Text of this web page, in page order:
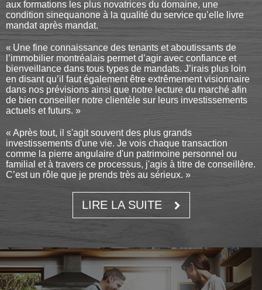
aux formations les plus novatrices du domaine, une
condition sinequanone à la qualité du service qu’elle livre
mandat après mandat.
« Une fine connaissance des tenants et aboutissants de
l’immobilier montréalais permet d’agir avec confiance et
bienveillance dans tous types de mandats. J’irais plus loin
en disant qu’il faut également être extrêmement visionnaire
dans nos prévisions ainsi que notre lecture du marché afin
de bien conseiller notre clientèle sur leurs investissements
actuels et futurs. »
« Après tout, il s'agit souvent des plus grands
investissements d'une vie. Je vois chaque transaction
comme la pierre angulaire d'un patrimoine personnel ou
familial et à travers ce processus, j'agis à titre de conseillère.
C’est un rôle que je prends très au sérieux. »
LIRE LA SUITE